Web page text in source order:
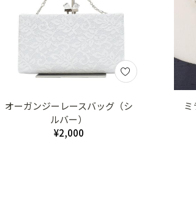
オーガンジーレースバッグ（シ
ルバー）
¥2,000